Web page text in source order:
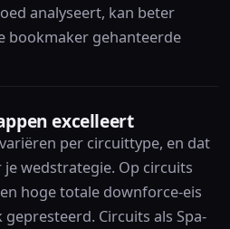
analyseert, kan beter
bookmaker gehanteerde
excelleert
per circuittype, en dat
wedstrategie. Op circuits
hoge totale downforce-eis
Circuits als Spa-